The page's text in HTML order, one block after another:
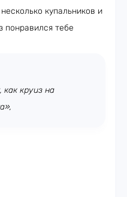
купальников и
понравился тебе
как круиз на